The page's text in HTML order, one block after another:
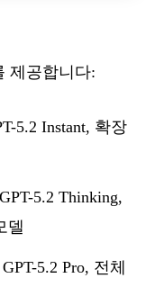
제공합니다:
5.2 Instant, 확장
5.2 Thinking,
델
5.2 Pro, 전체